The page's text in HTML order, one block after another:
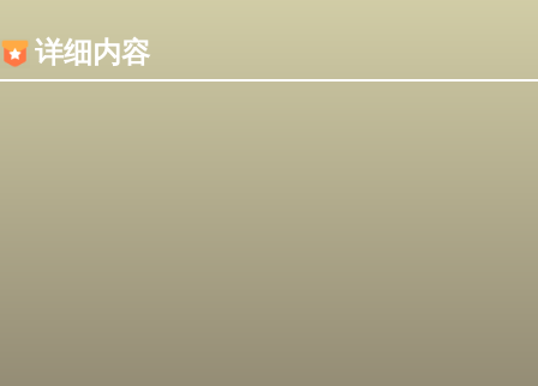
详细内容